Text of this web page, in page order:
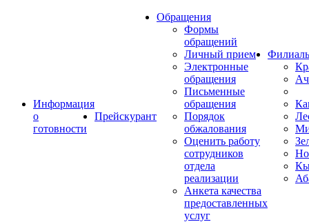
Информация
о
готовности
Прейскурант
Обращения
Формы
обращений
Личный прием
Электронные
обращения
Письменные
обращения
Порядок
обжалования
Оценить работу
сотрудников
отдела
реализации
Анкета качества
предоставленных
услуг